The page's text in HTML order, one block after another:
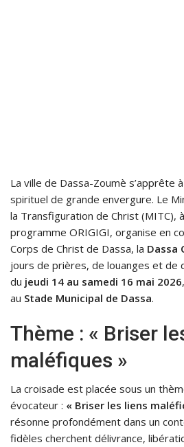
La ville de Dassa-Zoumè s’apprête
spirituel de grande envergure. Le
la Transfiguration de Christ (MITC),
programme ORIGIGI, organise en
Corps de Christ de Dassa, la Dassa
jours de prières, de louanges et de
du jeudi 14 au samedi 16 mai 2026
au Stade Municipal de Dassa.
Thème : « Briser
maléfiques »
La croisade est placée sous un
évocateur : « Briser les liens
résonne profondément dans un
fidèles cherchent délivrance,